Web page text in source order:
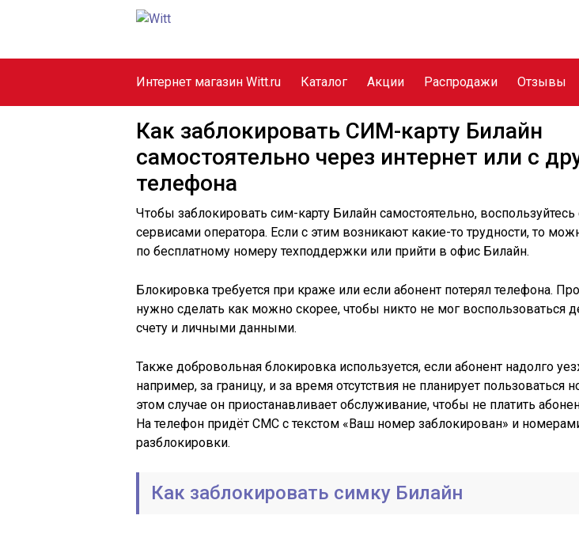
Интернет магазин Witt.ru Каталог Акции Распродажи Отзывы
Как заблокировать СИМ-карту Билайн
самостоятельно через интернет или с
телефона
Чтобы заблокировать сим-карту Билайн самостоятельно, воспользуйтесь
сервисами оператора. Если с этим возникают какие-то трудности, то
по бесплатному номеру техподдержки или прийти в офис Билайн.
Блокировка требуется при краже или если абонент потерял телефона.
нужно сделать как можно скорее, чтобы никто не мог воспользоваться
счету и личными данными.
Также добровольная блокировка используется, если абонент надолго
например, за границу, и за время отсутствия не планирует пользоваться
этом случае он приостанавливает обслуживание, чтобы не платить
На телефон придёт СМС с текстом «Ваш номер заблокирован» и
разблокировки.
Как заблокировать симку Билайн